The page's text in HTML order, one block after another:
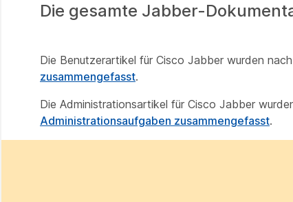
Die gesamte Jabber-
Die Benutzerartikel für Cisco Jabber wurden
zusammengefasst.
Die Administrationsartikel für Cisco Jabber
Administrationsaufgaben zusammengefasst.